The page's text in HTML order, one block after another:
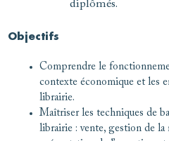
Objectifs
Comprendre le
contexte économique et les
librairie.
Maîtriser les techniques de
librairie : vente, gestion de